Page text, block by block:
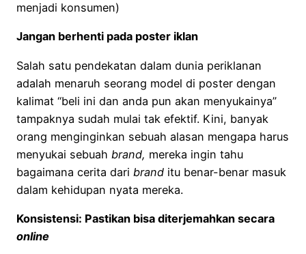
menjadi konsumen)
Jangan berhenti pada poster iklan
Salah satu pendekatan dalam dunia periklanan
adalah menaruh seorang model di poster dengan
kalimat “beli ini dan anda pun akan menyukainya”
tampaknya sudah mulai tak efektif. Kini, banyak
orang menginginkan sebuah alasan mengapa harus
menyukai sebuah brand, mereka ingin tahu
bagaimana cerita dari brand itu benar-benar masuk
dalam kehidupan nyata mereka.
Konsistensi: Pastikan bisa diterjemahkan secara
online